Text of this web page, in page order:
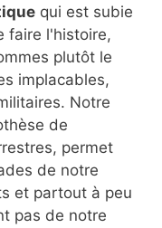
qui est subie
faire l'histoire,
plutôt le
implacables,
Notre
de
permet
de notre
et partout à peu
pas de notre